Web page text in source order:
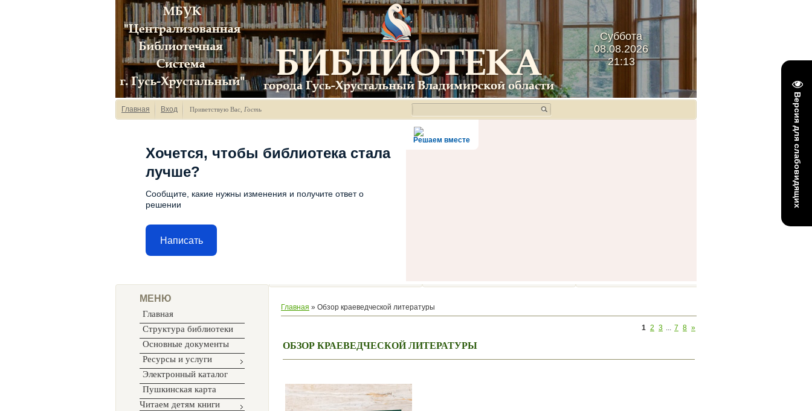
Версия для слабовидящих
Суббота
08.08.2026
21:13
Главная Вход Приветствую Вас Гость
Решаем вместе
Хочется, чтобы библиотека стала
лучше?
Сообщите, какие нужны изменения и получите ответ о
решении
Написать
МЕНЮ
Главная
Структура библиотеки
Основные документы
Ресурсы и услуги
Электронный каталог
Пушкинская карта
Читаем детям книги
Главная » Обзор краеведческой литературы
1 2 3 ... 7 8 »
ОБЗОР КРАЕВЕДЧЕСКОЙ ЛИТЕРАТУРЫ